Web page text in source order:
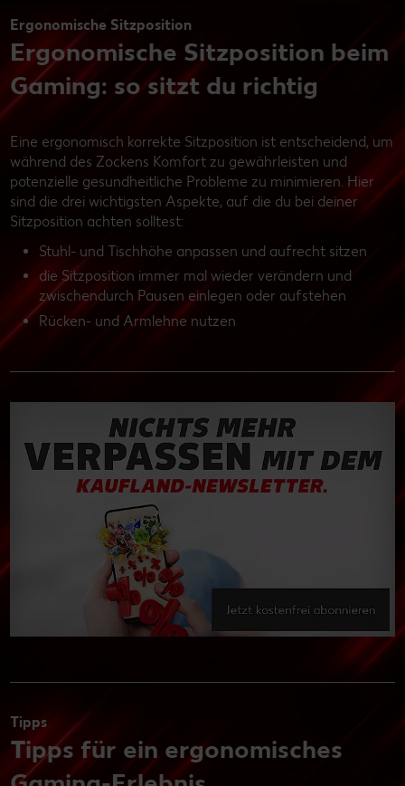
Ergonomische Sitzposition
Ergonomische Sitzposition beim
Gaming: so sitzt du richtig
Eine ergonomisch korrekte Sitzposition ist entscheidend, um
während des Zockens Komfort zu gewährleisten und
potenzielle gesundheitliche Probleme zu minimieren. Hier
sind die drei wichtigsten Aspekte, auf die du bei deiner
Sitzposition achten solltest:
Stuhl- und Tischhöhe anpassen und aufrecht sitzen
die Sitzposition immer mal wieder verändern und
zwischendurch Pausen einlegen oder aufstehen
Rücken- und Armlehne nutzen
Tipps
Tipps für ein ergonomisches